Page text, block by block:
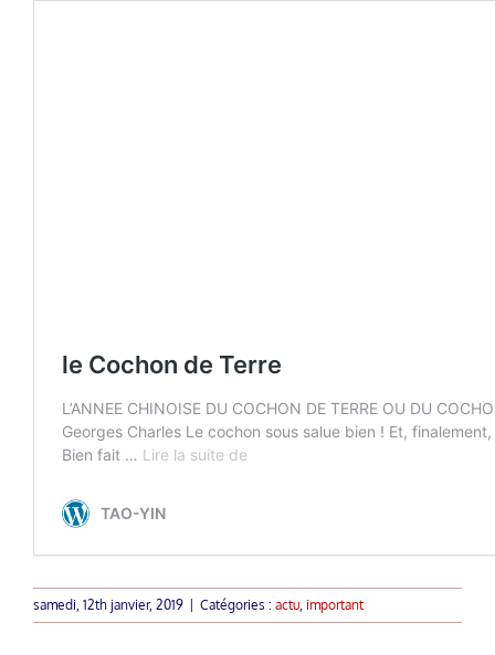
samedi, 12th janvier, 2019 Catégories : actu, important